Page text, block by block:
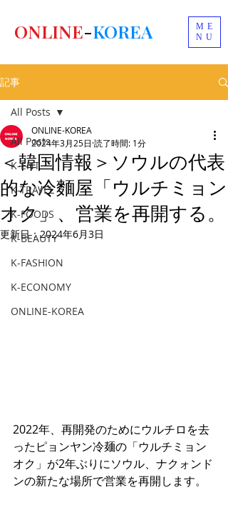
ME
NU
ONLINE-KOREA
記事
All Posts
K-ENT
K-TRAVEL
K-FOODS
K-BEAUTY
K-FASHION
K-ECONOMY
ONLINE-KOREA
All Posts
＜韓国情報＞ソウルの代表
的な冷麵屋「ウルチミョン
オク」、営業を再開する。
ONLINE-KOREA
2024年3月25日 読了時間: 1分
更新日：2024年6月3日
2022年、再開発のためにウルチロを去
ったピョンヤン冷麺の「ウルチミョン
オク」が2年ぶりにソウル、ナクォンド
ンの新たな場所で営業を再開します。